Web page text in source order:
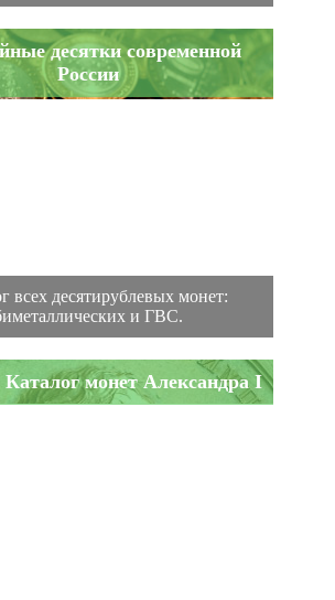
десятки современной
России
всех десятирублевых монет:
и ГВС.
Каталог монет Александра I